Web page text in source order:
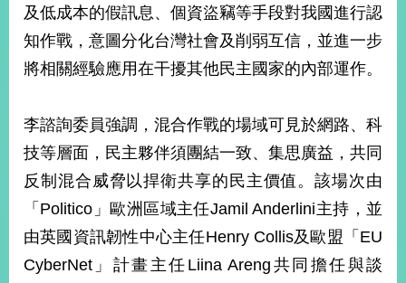
覽
本
部
新
心
外
交
資
國
及低成本的假訊息、個資盜竊等手段對我國進行認
知作戰，意圖分化台灣社會及削弱互信，並進一步
將相關經驗應用在干擾其他民主國家的內部運作。
李諮詢委員強調，混合作戰的場域可見於網路、科
技等層面，民主夥伴須團結一致、集思廣益，共同
反制混合威脅以捍衛共享的民主價值。該場次由
「Politico」歐洲區域主任Jamil Anderlini主持，並
由英國資訊韌性中心主任Henry Collis及歐盟「EU
CyberNet」計畫主任Liina Areng共同擔任與談